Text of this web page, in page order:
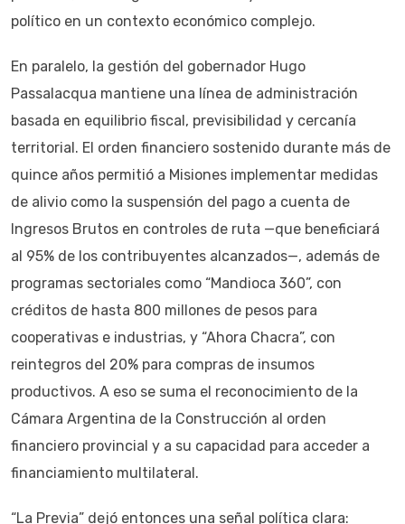
político en un contexto económico complejo.
En paralelo, la gestión del gobernador Hugo
Passalacqua mantiene una línea de administración
basada en equilibrio fiscal, previsibilidad y cercanía
territorial. El orden financiero sostenido durante más de
quince años permitió a Misiones implementar medidas
de alivio como la suspensión del pago a cuenta de
Ingresos Brutos en controles de ruta —que beneficiará
al 95% de los contribuyentes alcanzados—, además de
programas sectoriales como “Mandioca 360”, con
créditos de hasta 800 millones de pesos para
cooperativas e industrias, y “Ahora Chacra”, con
reintegros del 20% para compras de insumos
productivos. A eso se suma el reconocimiento de la
Cámara Argentina de la Construcción al orden
financiero provincial y a su capacidad para acceder a
financiamiento multilateral.
“La Previa” dejó entonces una señal política clara: